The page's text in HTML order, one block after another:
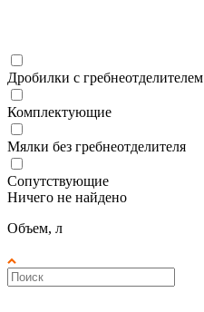
Дробилки с гребнеотделителем
Комплектующие
Мялки без гребнеотделителя
Сопутствующие
Ничего не найдено
Объем, л